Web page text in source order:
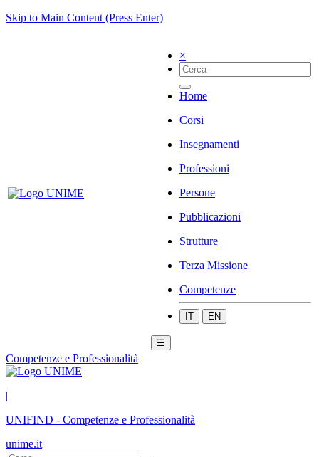
Skip to Main Content (Press Enter)
×
Home
Corsi
Insegnamenti
Professioni
Persone
Pubblicazioni
Strutture
Terza Missione
Competenze
IT EN
☰
Competenze e Professionalità
|
UNIFIND - Competenze e Professionalità
unime.it